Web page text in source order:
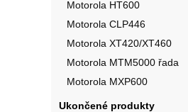
Motorola HT600
Motorola CLP446
Motorola XT420/XT460
Motorola MTM5000 řada
Motorola MXP600
Ukončené produkty